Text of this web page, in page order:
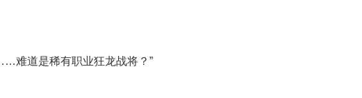
难道是稀有职业狂龙战将？”